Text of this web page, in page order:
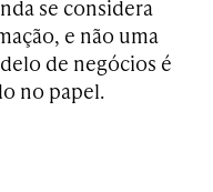
se considera
e não uma
de negócios é
no papel.